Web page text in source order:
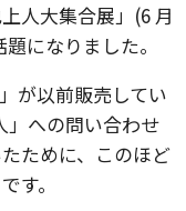
人大集合展」(6 月
になりました。
が以前販売してい
」への問い合わせ
ために、このほど
す。